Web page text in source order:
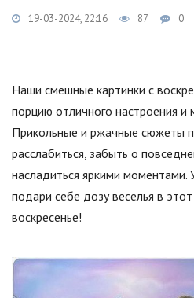
19-03-2024, 22:16 87 0
Наши смешные картинки с
порцию отличного настроения и
Прикольные и ржачные сюжеты
расслабиться, забыть о
насладиться яркими моментами.
подари себе дозу веселья в
воскресенье!